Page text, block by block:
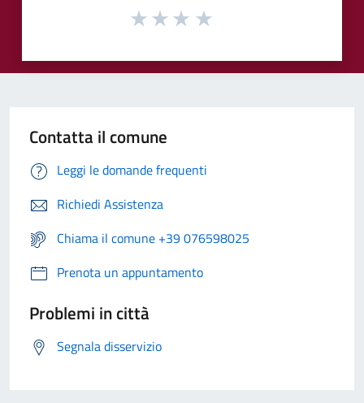
Contatta il comune
Leggi le domande frequenti
Richiedi Assistenza
Chiama il comune +39 076598025
Prenota un appuntamento
Problemi in città
Segnala disservizio